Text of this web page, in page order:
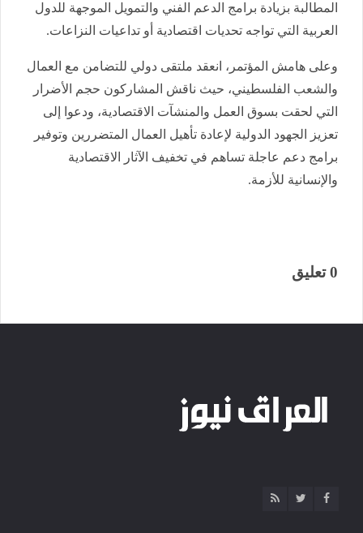
المطالبة بزيادة برامج الدعم الفني والتمويل الموجهة للدول
العربية التي تواجه تحديات اقتصادية أو تداعيات النزاعات.
وعلى هامش المؤتمر، انعقد ملتقى دولي للتضامن مع العمال
والشعب الفلسطيني، حيث ناقش المشاركون حجم الأضرار
التي لحقت بسوق العمل والمنشآت الاقتصادية، ودعوا إلى
تعزيز الجهود الدولية لإعادة تأهيل العمال المتضررين وتوفير
برامج دعم عاجلة تساهم في تخفيف الآثار الاقتصادية
والإنسانية للأزمة.
0 تعليق